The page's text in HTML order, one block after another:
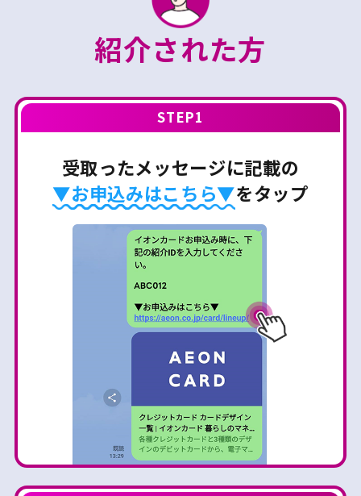
紹介された方
STEP1
受取ったメッセージに記載の
▼お申込みはこちら▼をタップ